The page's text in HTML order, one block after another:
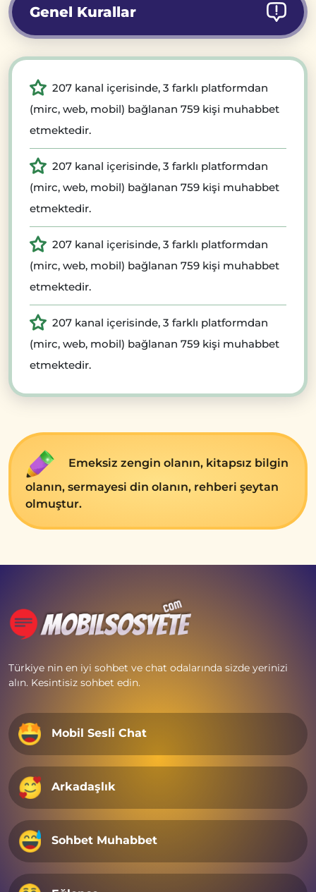
Genel Kurallar
207 kanal içerisinde, 3 farklı platformdan
(mirc, web, mobil) bağlanan 759 kişi muhabbet
etmektedir.
207 kanal içerisinde, 3 farklı platformdan
(mirc, web, mobil) bağlanan 759 kişi muhabbet
etmektedir.
207 kanal içerisinde, 3 farklı platformdan
(mirc, web, mobil) bağlanan 759 kişi muhabbet
etmektedir.
207 kanal içerisinde, 3 farklı platformdan
(mirc, web, mobil) bağlanan 759 kişi muhabbet
etmektedir.
Emеksiz zеngin olanın, kitapsız bilgin
olanın, sеrmayеsi din olanın, rеhbеri şеytan
olmuştur.
Türkiye nin en iyi sohbet ve chat odalarında sizde yerinizi
alın. Kesintisiz sohbet edin.
Mobil Sesli Chat
Arkadaşlık
Sohbet Muhabbet